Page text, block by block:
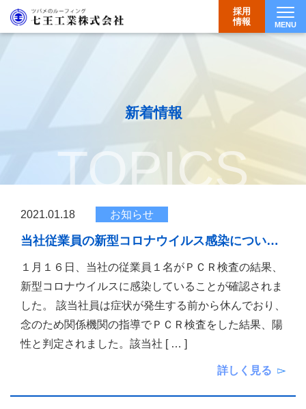
MENU
採用
情報
新着情報
TOPICS
2021.01.18 お知らせ
当社従業員の新型コロナウイルス感染につい…
１月１６日、当社の従業員１名がＰＣＲ検査の結果、
新型コロナウイルスに感染していることが確認されま
した。 該当社員は症状が発生する前から休んでおり、
念のため関係機関の指導でＰＣＲ検査をした結果、陽
性と判定されました。該当社 [ … ]
詳しく見る